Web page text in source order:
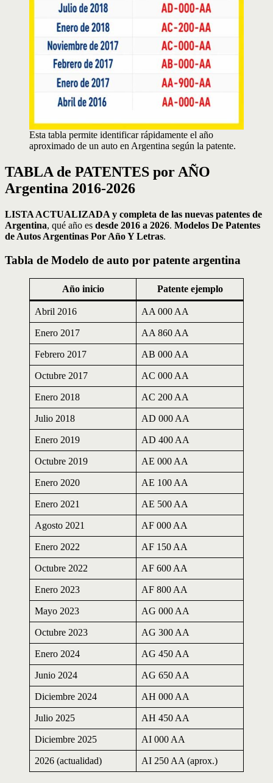
Esta tabla permite identificar rápidamente el año
aproximado de un auto en Argentina según la patente.
TABLA de PATENTES por AÑO
Argentina 2016-2026
LISTA ACTUALIZADA y completa de las nuevas patentes de
Argentina, qué año es desde 2016 a 2026. Modelos De Patentes
de Autos Argentinas Por Año Y Letras.
Tabla de Modelo de auto por patente argentina
Año inicio Patente ejemplo
Abril 2016 AA 000 AA
Enero 2017 AA 860 AA
Febrero 2017 AB 000 AA
Octubre 2017 AC 000 AA
Enero 2018 AC 200 AA
Julio 2018 AD 000 AA
Enero 2019 AD 400 AA
Octubre 2019 AE 000 AA
Enero 2020 AE 100 AA
Enero 2021 AE 500 AA
Agosto 2021 AF 000 AA
Enero 2022 AF 150 AA
Octubre 2022 AF 600 AA
Enero 2023 AF 800 AA
Mayo 2023 AG 000 AA
Octubre 2023 AG 300 AA
Enero 2024 AG 450 AA
Junio 2024 AG 650 AA
Diciembre 2024 AH 000 AA
Julio 2025 AH 450 AA
Diciembre 2025 AI 000 AA
2026 (actualidad) AI 250 AA (aprox.)